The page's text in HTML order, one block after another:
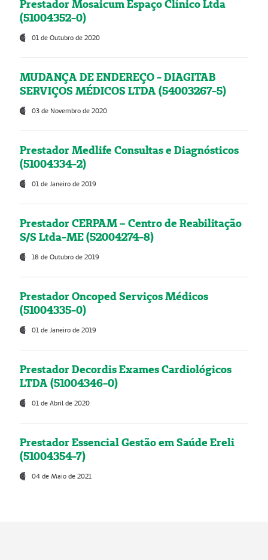
Prestador Mosaicum Espaço Clínico Ltda
(51004352-0)
01 de Outubro de 2020
MUDANÇA DE ENDEREÇO - DIAGITAB
SERVIÇOS MÉDICOS LTDA (54003267-5)
03 de Novembro de 2020
Prestador Medlife Consultas e Diagnósticos
(51004334-2)
01 de Janeiro de 2019
Prestador CERPAM – Centro de Reabilitação
S/S Ltda-ME (52004274-8)
18 de Outubro de 2019
Prestador Oncoped Serviços Médicos
(51004335-0)
01 de Janeiro de 2019
Prestador Decordis Exames Cardiológicos
LTDA (51004346-0)
01 de Abril de 2020
Prestador Essencial Gestão em Saúde Ereli
(51004354-7)
04 de Maio de 2021